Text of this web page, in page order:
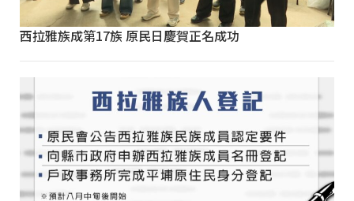
西拉雅族成第17族 原民日慶賀正名成功